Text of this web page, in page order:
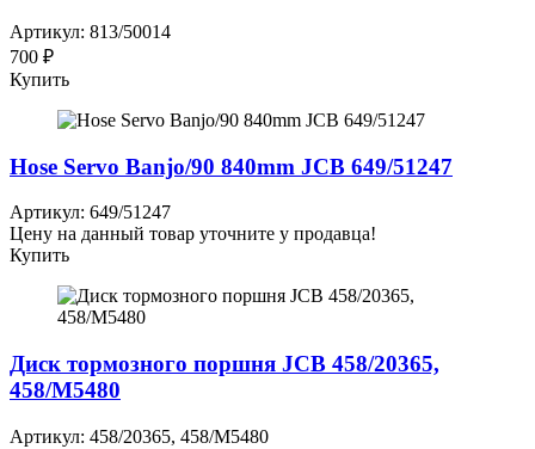
Артикул: 813/50014
700 ₽
Купить
Hose Servo Banjo/90 840mm JCB 649/51247
Артикул: 649/51247
Цену на данный товар уточните у продавца!
Купить
Диск тормозного поршня JCB 458/20365,
458/M5480
Артикул: 458/20365, 458/M5480